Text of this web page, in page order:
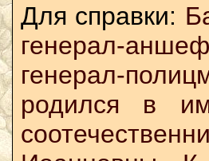
Для справки:
генерал-
генерал-
родился в